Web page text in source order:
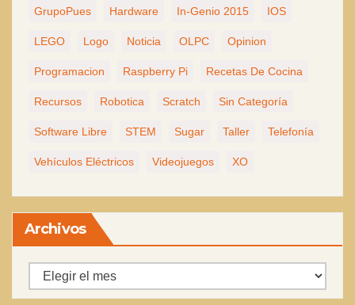
GrupoPues Hardware In-Genio 2015 IOS
LEGO Logo Noticia OLPC Opinion
Programacion Raspberry Pi Recetas De Cocina
Recursos Robotica Scratch Sin Categoría
Software Libre STEM Sugar Taller Telefonía
Vehículos Eléctricos Videojuegos XO
Archivos
Archivos